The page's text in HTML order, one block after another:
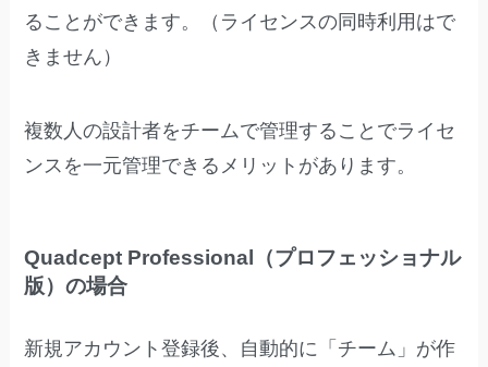
ることができます。（ライセンスの同時利用はで
きません）
複数人の設計者をチームで管理することでライセ
ンスを一元管理できるメリットがあります。
Quadcept Professional（プロフェッショナル
版）の場合
新規アカウント登録後、自動的に「チーム」が作